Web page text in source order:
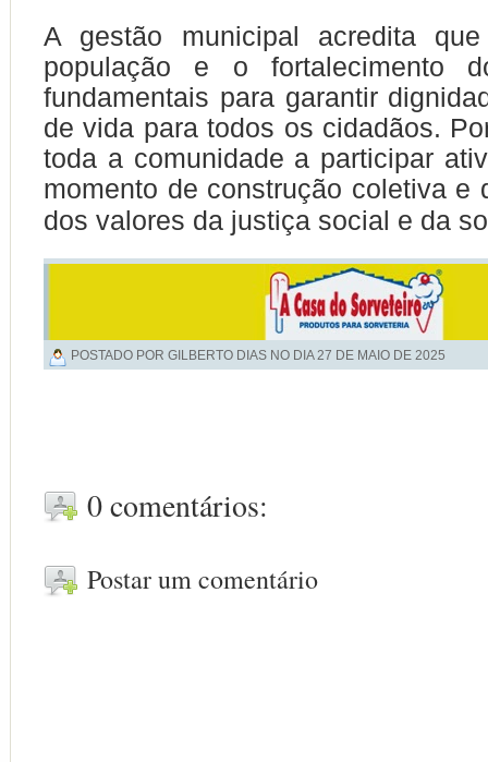
A gestão municipal acredita
população e o fortalecimento
fundamentais para garantir
de vida para todos os cidadãos.
toda a comunidade a participar
momento de construção coletiva e
dos valores da justiça social e da
POSTADO POR GILBERTO DIAS NO DIA27 DE MAIO DE 2025
0 comentários:
Postar um comentário